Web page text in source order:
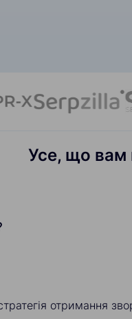
Усе, що вам
отримання